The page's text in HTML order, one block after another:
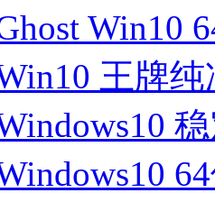
Win10
王牌纯